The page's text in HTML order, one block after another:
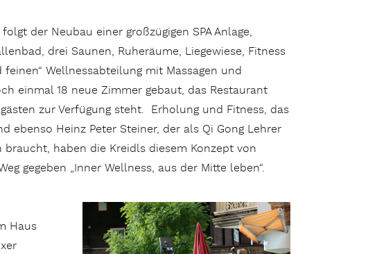
folgt der Neubau einer großzügigen SPA Anlage,
drei Saunen, Ruheräume, Liegewiese, Fitness
Wellnessabteilung mit Massagen und
einmal 18 neue Zimmer gebaut, das Restaurant
zur Verfügung steht. Erholung und Fitness, das
ebenso Heinz Peter Steiner, der als Qi Gong Lehrer
haben die Kreidls diesem Konzept von
gegeben „Inner Wellness, aus der Mitte leben“.
Haus